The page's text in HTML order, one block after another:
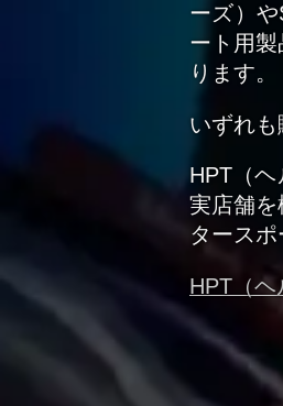
ーズ）
ート用
ります。
いずれも
HPT（
実店舗
タース
HPT（ヘ